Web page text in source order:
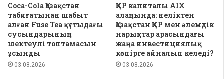
Coca-Cola Қазақстан
табиғатынан шабыт
алған Fuse Tea құтыдағы
сусындарының
шектеулі топтамасын
ұсынды
03.08.2026
ҚХР капиталы AIX
алаңында: неліктен
Қазақстан ҚХР мен әлемдік
нарықтар арасындағы
жаңа инвестициялық
көпірге айналып келеді?
03.08.2026